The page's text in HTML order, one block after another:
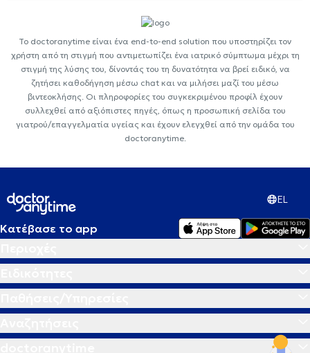
Το doctoranytime είναι ένα end-to-end solution που υποστηρίζει τον
χρήστη από τη στιγμή που αντιμετωπίζει ένα ιατρικό σύμπτωμα μέχρι τη
στιγμή της λύσης του, δίνοντάς του τη δυνατότητα να βρεί ειδικό, να
ζητήσει καθοδήγηση μέσω chat και να μιλήσει μαζί του μέσω
βιντεοκλήσης. Οι πληροφορίες του συγκεκριμένου προφίλ έχουν
συλλεχθεί από αξιόπιστες πηγές, όπως η προσωπική σελίδα του
γιατρού/επαγγελματία υγείας και έχουν ελεγχθεί από την ομάδα του
doctoranytime.
EL
Κατέβασε το app